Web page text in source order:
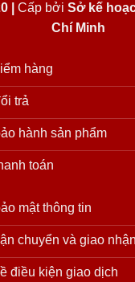
| Cấp bởi Sở kế
Chí Minh
hàng
trả
hành sản phẩm
toán
mật thông tin
chuyển và giao nhận
điều kiện giao dịch